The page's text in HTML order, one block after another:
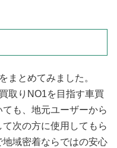
まとめてみました。
取りNO1を目指す車買
も、地元ユーザーから
次の方に使用してもら
域密着ならではの安心